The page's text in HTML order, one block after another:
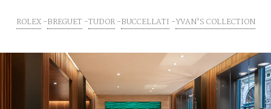
ROLEX BREGUET TUDOR BUCCELLATI YVAN'S COLLECTION